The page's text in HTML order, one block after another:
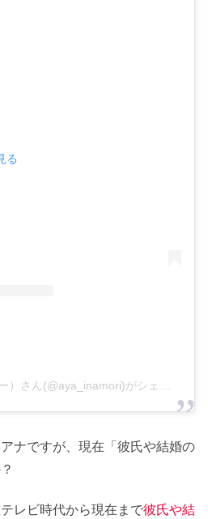
る
ナですが、現在「彼氏や結婚の
レビ時代から現在まで彼氏や結